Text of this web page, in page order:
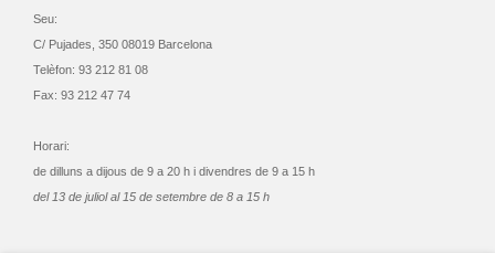
Seu:
C/ Pujades, 350 08019 Barcelona
Telèfon: 93 212 81 08
Fax: 93 212 47 74
Horari:
de dilluns a dijous de 9 a 20 h i divendres de 9 a 15 h
del 13 de juliol al 15 de setembre de 8 a 15 h